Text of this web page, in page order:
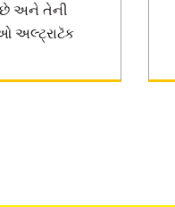
અને તેની
અલ્ટ્રાટૅક